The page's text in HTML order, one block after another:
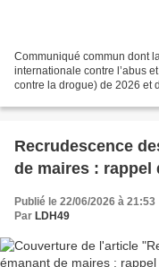
Communiqué commun dont
internationale contre l’abus
contre la drogue) de 2026 et
Recrudescence
de maires : rappel
Publié le 22/06/2026 à 21:53
Par LDH49